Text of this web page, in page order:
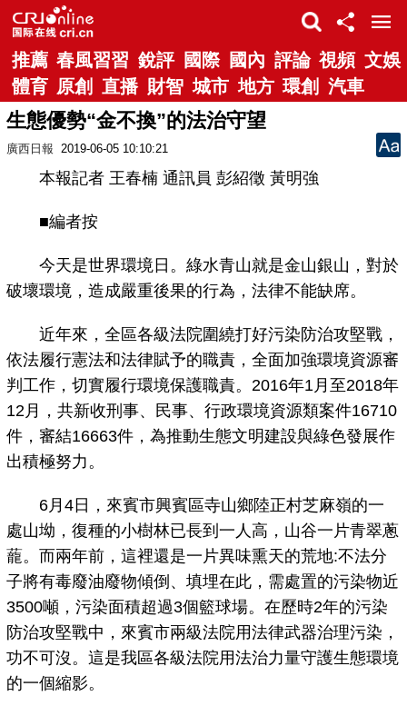
推薦 春風習習 銳評 國際 國內 評論 視頻 文娛
體育 原創 直播 財智 城市 地方 環創 汽車
生態優勢“金不換”的法治守望
廣西日報 2019-06-05 10:10:21
本報記者 王春楠 通訊員 彭紹徵 黃明強
■編者按
今天是世界環境日。綠水青山就是金山銀山，對於
破壞環境，造成嚴重後果的行為，法律不能缺席。
近年來，全區各級法院圍繞打好污染防治攻堅戰，
依法履行憲法和法律賦予的職責，全面加強環境資源審
判工作，切實履行環境保護職責。2016年1月至2018年
12月，共新收刑事、民事、行政環境資源類案件16710
件，審結16663件，為推動生態文明建設與綠色發展作
出積極努力。
6月4日，來賓市興賓區寺山鄉陸正村芝麻嶺的一
處山坳，復種的小樹林已長到一人高，山谷一片青翠蔥
蘢。而兩年前，這裡還是一片異味熏天的荒地:不法分
子將有毒廢油廢物傾倒、填埋在此，需處置的污染物近
3500噸，污染面積超過3個籃球場。在歷時2年的污染
防治攻堅戰中，來賓市兩級法院用法律武器治理污染，
功不可沒。這是我區各級法院用法治力量守護生態環境
的一個縮影。